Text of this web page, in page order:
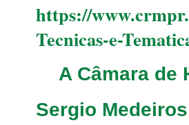
https://
Tecnicas-e-
A Câmara de
Sergio